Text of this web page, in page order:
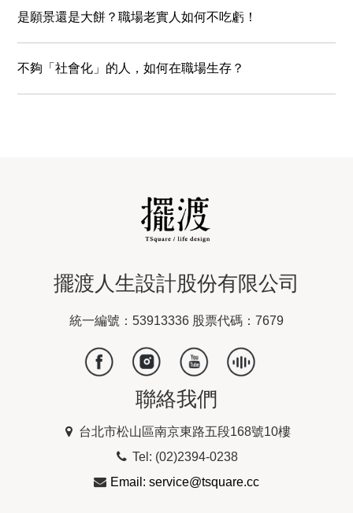
是願景還是⼤餅？職場老實人如何不吃虧！
不夠「社會化」的人，如何在職場生存？
擺渡人生設計股份有限公司
統一編號：53913336 股票代碼：7679
聯絡我們
台北市松山區南京東路五段168號10樓
Tel: (02)2394-0238
Email: service@tsquare.cc